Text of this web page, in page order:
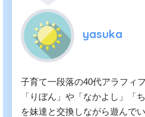
yasuka
子育て一段落の40代アラフィ
「りぼん」や「なかよし」「
を妹達と交換しながら遊んで